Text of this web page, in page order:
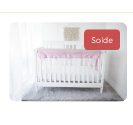
Solde